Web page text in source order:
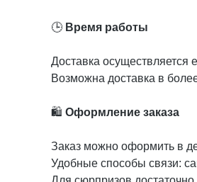
🕒 Время работы
Доставка осуществляется
Возможна доставка в
🛍️ Оформление заказа
Заказ можно оформить в
Удобные способы связи: